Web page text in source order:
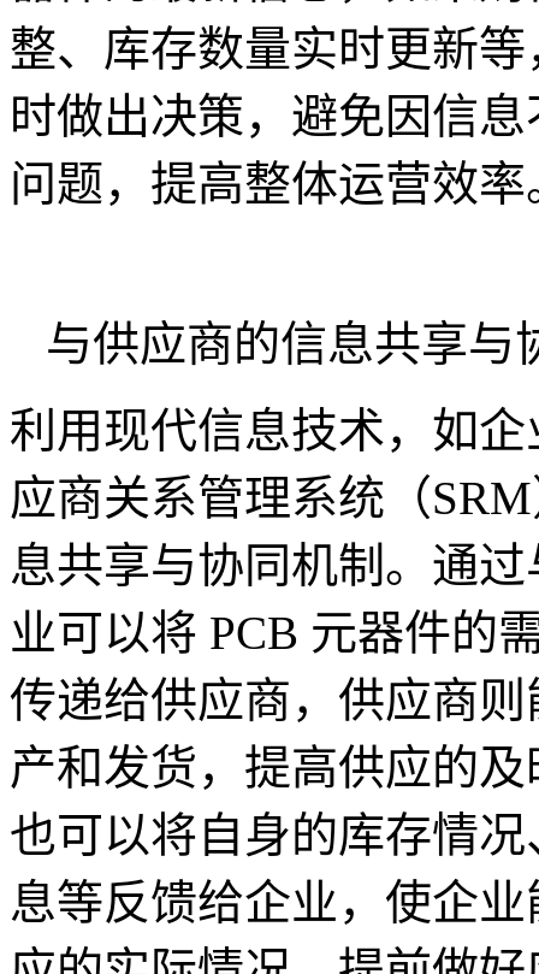
整、库存数量实时更新
时做出决策，避免因信
问题，提高整体运营效率
与供应商的信息共享与
利用现代信息技术，如
应商关系管理系统（
息共享与协同机制。通
业可以将 PCB 元器件的
传递给供应商，供应商
产和发货，提高供应的
也可以将自身的库存情
息等反馈给企业，使企